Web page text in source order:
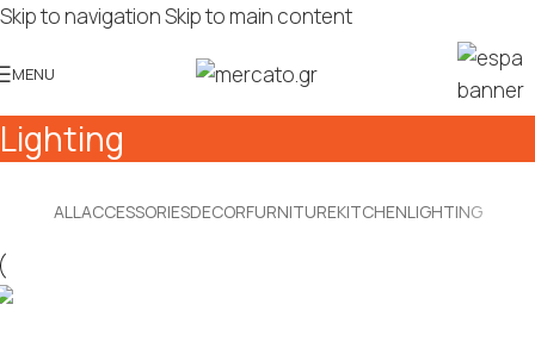
Skip to navigationSkip to main content
MENU
Lighting
ALL ACCESSORIESDECORFURNITUREKITCHENLIGHTING